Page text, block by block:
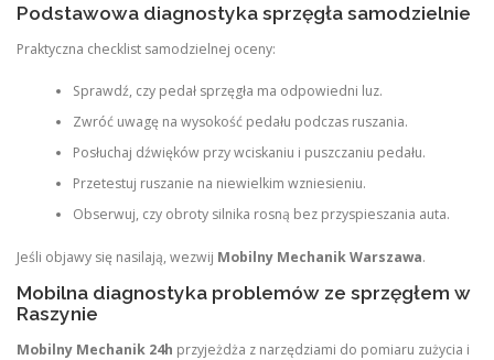
Podstawowa diagnostyka sprzęgła samodzielnie
Praktyczna checklist samodzielnej oceny:
Sprawdź, czy pedał sprzęgła ma odpowiedni luz.
Zwróć uwagę na wysokość pedału podczas ruszania.
Posłuchaj dźwięków przy wciskaniu i puszczaniu pedału.
Przetestuj ruszanie na niewielkim wzniesieniu.
Obserwuj, czy obroty silnika rosną bez przyspieszania auta.
Jeśli objawy się nasilają, wezwij Mobilny Mechanik Warszawa.
Mobilna diagnostyka problemów ze sprzęgłem w
Raszynie
Mobilny Mechanik 24h przyjeżdża z narzędziami do pomiaru zużycia i